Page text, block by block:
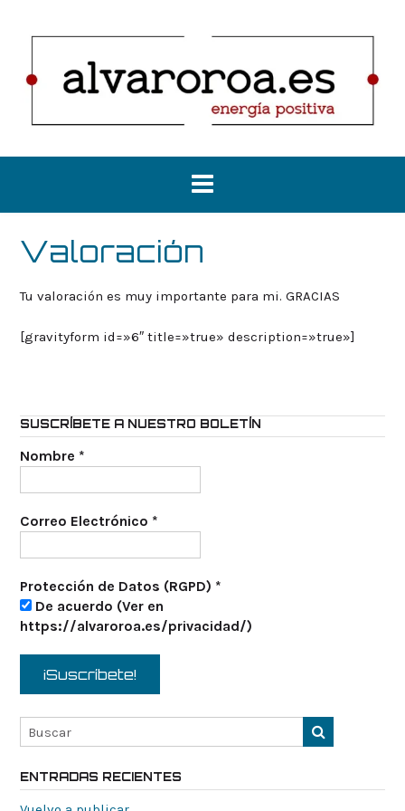
Valoración
Tu valoración es muy importante para mi. GRACIAS
[gravityform id=»6″ title=»true» description=»true»]
SUSCRÍBETE A NUESTRO BOLETÍN
Nombre *
Correo Electrónico *
Protección de Datos (RGPD) *
De acuerdo (Ver en
https://alvaroroa.es/privacidad/)
ENTRADAS RECIENTES